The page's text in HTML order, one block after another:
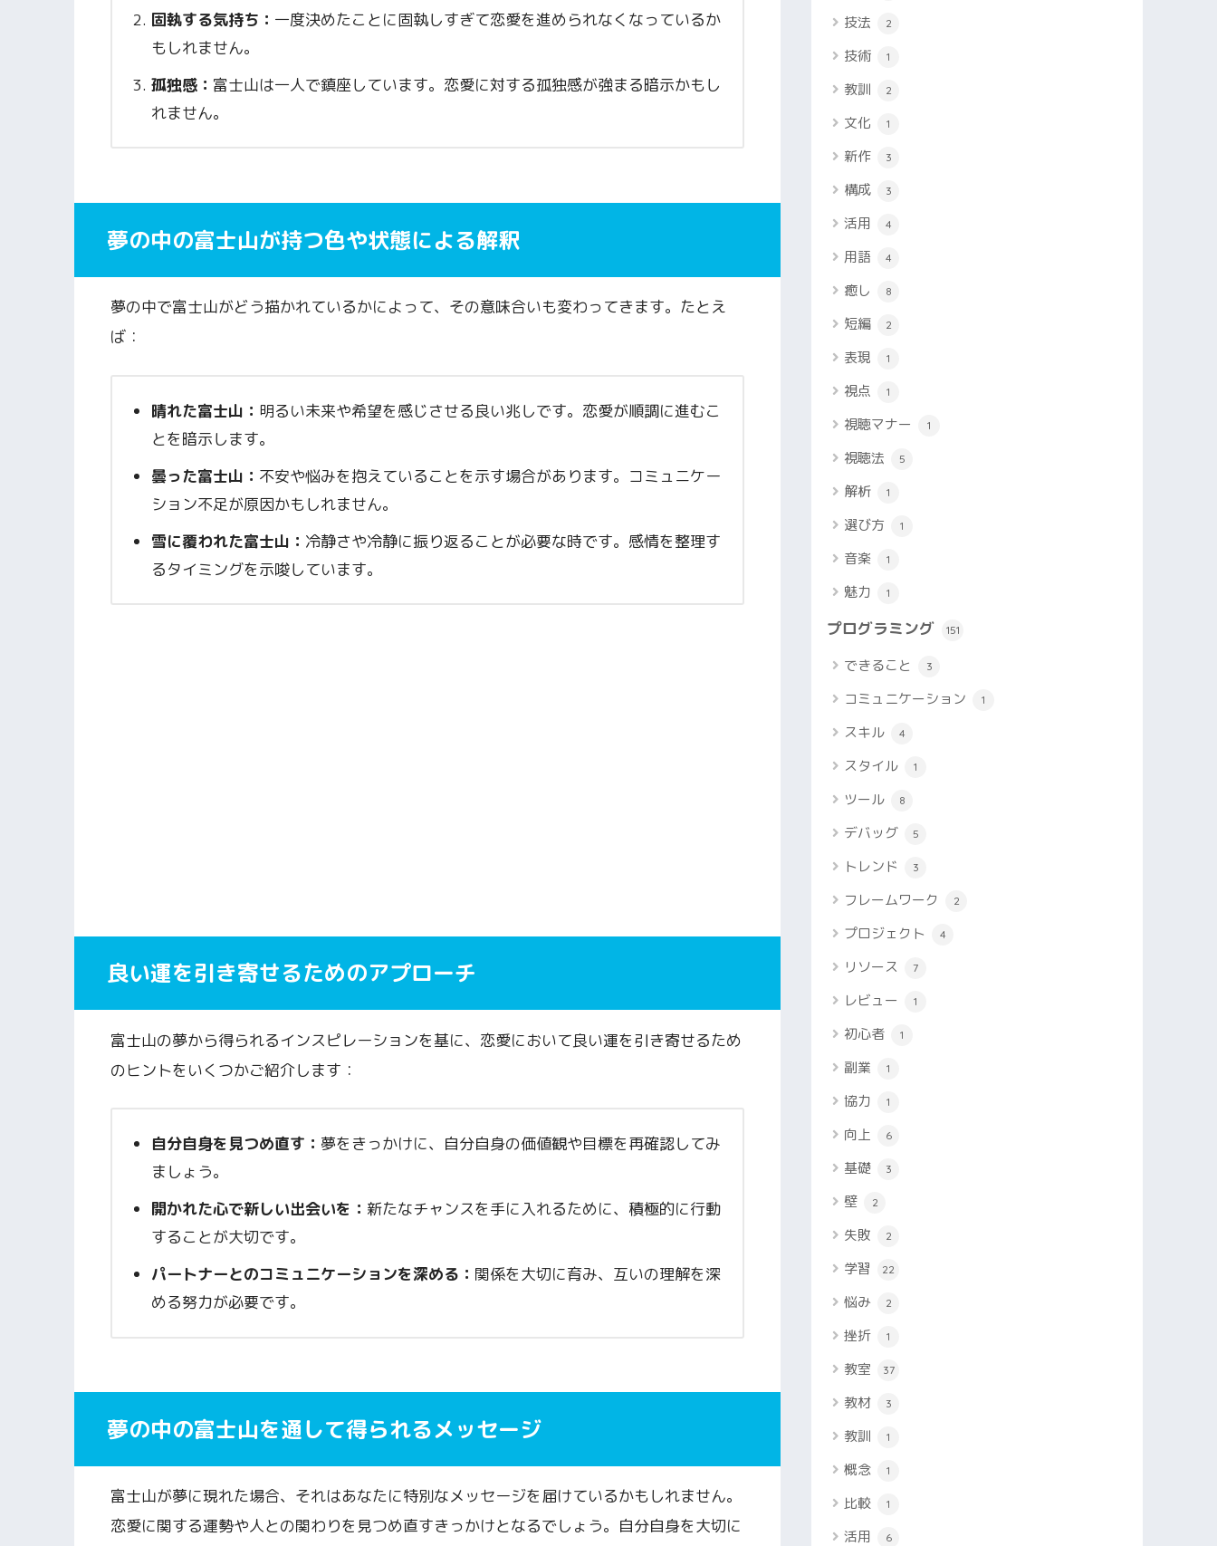
固執する気持ち： 一度決めたことに固執しすぎて恋愛を進められなくなっているか
もしれません。
孤独感： 富士山は一人で鎮座しています。恋愛に対する孤独感が強まる暗示かもし
れません。
夢の中の富士山が持つ色や状態による解釈
夢の中で富士山がどう描かれているかによって、その意味合いも変わってきます。たとえ
ば：
晴れた富士山： 明るい未来や希望を感じさせる良い兆しです。恋愛が順調に進むこ
とを暗示します。
曇った富士山： 不安や悩みを抱えていることを示す場合があります。コミュニケー
ション不足が原因かもしれません。
雪に覆われた富士山： 冷静さや冷静に振り返ることが必要な時です。感情を整理す
るタイミングを示唆しています。
良い運を引き寄せるためのアプローチ
富士山の夢から得られるインスピレーションを基に、恋愛において良い運を引き寄せるため
のヒントをいくつかご紹介します：
自分自身を見つめ直す： 夢をきっかけに、自分自身の価値観や目標を再確認してみ
ましょう。
開かれた心で新しい出会いを： 新たなチャンスを手に入れるために、積極的に行動
することが大切です。
パートナーとのコミュニケーションを深める： 関係を大切に育み、互いの理解を深
める努力が必要です。
夢の中の富士山を通して得られるメッセージ
富士山が夢に現れた場合、それはあなたに特別なメッセージを届けているかもしれません。
恋愛に関する運勢や人との関わりを見つめ直すきっかけとなるでしょう。自分自身を大切に
技法 2
技術 1
教訓 2
文化 1
新作 3
構成 3
活用 4
用語 4
癒し 8
短編 2
表現 1
視点 1
視聴マナー 1
視聴法 5
解析 1
選び方 1
音楽 1
魅力 1
プログラミング 151
できること 3
コミュニケーション 1
スキル 4
スタイル 1
ツール 8
デバッグ 5
トレンド 3
フレームワーク 2
プロジェクト 4
リソース 7
レビュー 1
初心者 1
副業 1
協力 1
向上 6
基礎 3
壁 2
失敗 2
学習 22
悩み 2
挫折 1
教室 37
教材 3
教訓 1
概念 1
比較 1
活用 6